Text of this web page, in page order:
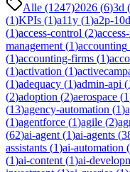
Alle (1247)2026 (6)3d (
(1)KPIs (1)a11y (1)a2p-
(1)access-control (2)
management (1)accounting
(1)accounting-firms (1)
(1)activation (1)
(1)adequacy (1)admin-api (
(2)adoption (2)aerospace (1
(13)agency-automation (1)
(1)agentforce (1)agile (2)
(62)ai-agent (1)ai-agents (
assistants (1)ai-automation (
(1)ai-content (1)ai-